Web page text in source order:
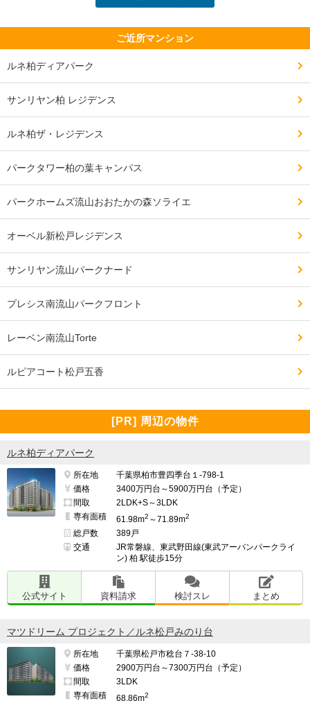
ご近所マンション
ルネ柏ディアパーク
サンリヤン柏 レジデンス
ルネ柏ザ・レジデンス
パークタワー柏の葉キャンパス
パークホームズ流山おおたかの森ソライエ
オーベル新松戸レジデンス
サンリヤン流山パークナード
プレシス南流山パークフロント
レーベン南流山Torte
ルピアコート松戸五香
[PR] 周辺の物件
ルネ柏ディアパーク
所在地
千葉県柏市豊四季台１-798-1
価格
3400万円台～5900万円台（予定）
間取
2LDK+S～3LDK
専有面積
61.98m2 ～71.89m2
総戸数
389戸
交通
JR常磐線、東武野田線(東武アーバンパークライ
ン) 柏 駅徒歩15分
公式サイト 資料請求 検討スレ まとめ
マツドリーム プロジェクト／ルネ松戸みのり台
所在地
千葉県松戸市稔台７-38-10
価格
2900万円台～7300万円台（予定）
間取
3LDK
専有面積
68.86m2